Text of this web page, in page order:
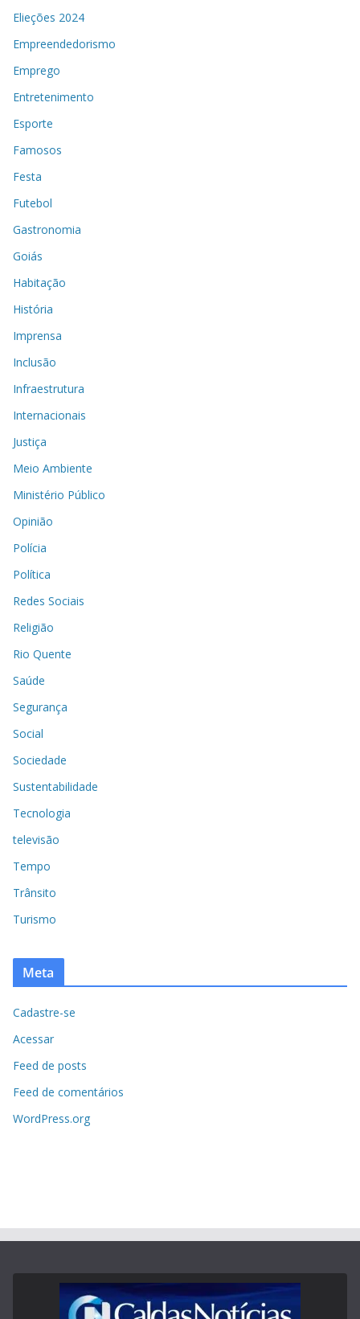
Elieções 2024
Empreendedorismo
Emprego
Entretenimento
Esporte
Famosos
Festa
Futebol
Gastronomia
Goiás
Habitação
História
Imprensa
Inclusão
Infraestrutura
Internacionais
Justiça
Meio Ambiente
Ministério Público
Opinião
Polícia
Política
Redes Sociais
Religião
Rio Quente
Saúde
Segurança
Social
Sociedade
Sustentabilidade
Tecnologia
televisão
Tempo
Trânsito
Turismo
Meta
Cadastre-se
Acessar
Feed de posts
Feed de comentários
WordPress.org